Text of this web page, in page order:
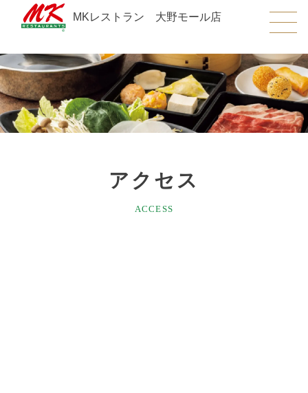
MKレストラン 大野モール店
アクセス
ACCESS